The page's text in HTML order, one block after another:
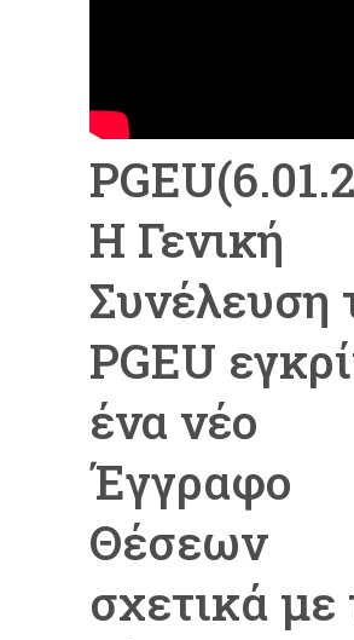
Η Γενική
Συνέλευση
PGEU
ένα νέο
Έγγραφο
Θέσεων
σχετικά με